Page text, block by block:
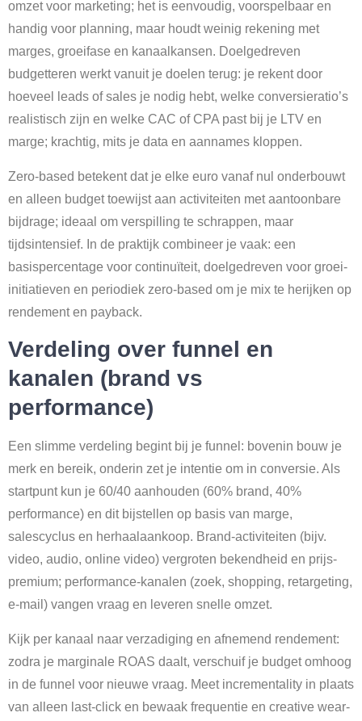
omzet voor marketing; het is eenvoudig, voorspelbaar en
handig voor planning, maar houdt weinig rekening met
marges, groeifase en kanaalkansen. Doelgedreven
budgetteren werkt vanuit je doelen terug: je rekent door
hoeveel leads of sales je nodig hebt, welke conversieratio’s
realistisch zijn en welke CAC of CPA past bij je LTV en
marge; krachtig, mits je data en aannames kloppen.
Zero-based betekent dat je elke euro vanaf nul onderbouwt
en alleen budget toewijst aan activiteiten met aantoonbare
bijdrage; ideaal om verspilling te schrappen, maar
tijdsintensief. In de praktijk combineer je vaak: een
basispercentage voor continuïteit, doelgedreven voor groei-
initiatieven en periodiek zero-based om je mix te herijken op
rendement en payback.
Verdeling over funnel en
kanalen (brand vs
performance)
Een slimme verdeling begint bij je funnel: bovenin bouw je
merk en bereik, onderin zet je intentie om in conversie. Als
startpunt kun je 60/40 aanhouden (60% brand, 40%
performance) en dit bijstellen op basis van marge,
salescyclus en herhaalaankoop. Brand-activiteiten (bijv.
video, audio, online video) vergroten bekendheid en prijs-
premium; performance-kanalen (zoek, shopping, retargeting,
e-mail) vangen vraag en leveren snelle omzet.
Kijk per kanaal naar verzadiging en afnemend rendement:
zodra je marginale ROAS daalt, verschuif je budget omhoog
in de funnel voor nieuwe vraag. Meet incrementality in plaats
van alleen last-click en bewaak frequentie en creative wear-